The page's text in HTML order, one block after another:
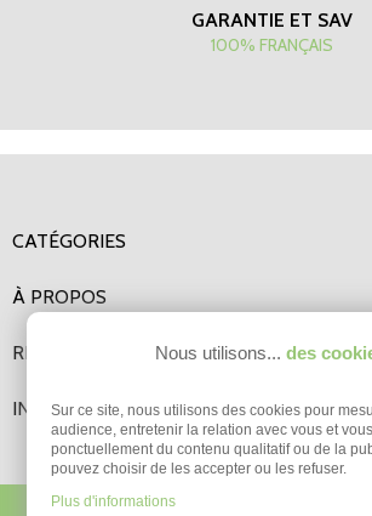
GARANTIE ET SAV
100% FRANÇAIS
CATÉGORIES
À PROPOS
RENSEIGNEMENTS
INFORMATIONS
Nous utilisons... des
Sur ce site, nous utilisons des cookies pour
audience, entretenir la relation avec vous et
ponctuellement du contenu qualitatif ou de la
pouvez choisir de les accepter ou les refuser.
Plus d'informations